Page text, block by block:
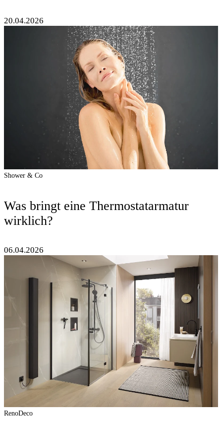
20.04.2026
Shower & Co
Was bringt eine Thermostatarmatur
wirklich?
06.04.2026
RenoDeco